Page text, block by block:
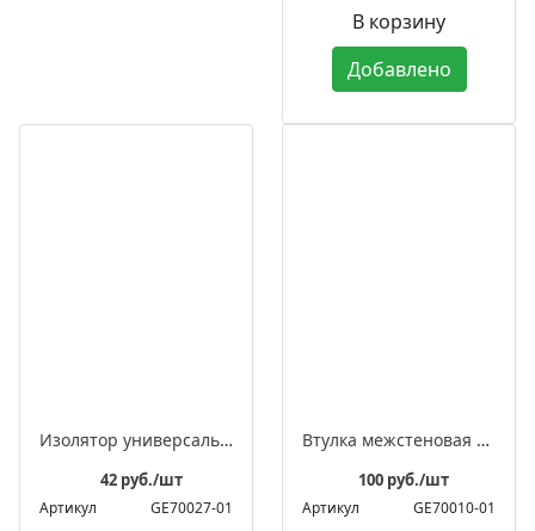
В корзину
Добавлено
Изолятор универсальный фарфоровый ретро в комплекте с саморезами для 2-3 жильного провода
42 руб./шт
Артикул
GE70027-01
Втулка межстеновая фарфоровая
100 руб./шт
Артикул
GE70010-01